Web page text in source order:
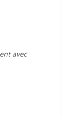
avec